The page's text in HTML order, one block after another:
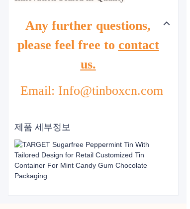
Any further questions,
please feel free to contact
us.
Email: Info@tinboxcn.com
제품 세부정보